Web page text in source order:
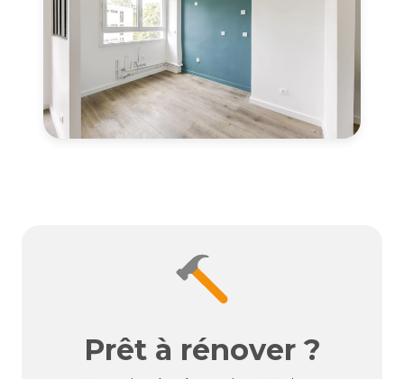
Prêt à rénover ?